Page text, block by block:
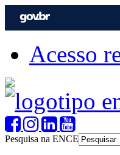
Acesso
Pesquisa na ENCE